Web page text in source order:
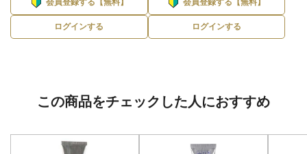
会員登録する【無料】
ログインする
会員登録する【無料】
ログインする
この商品をチェックした人におすすめ